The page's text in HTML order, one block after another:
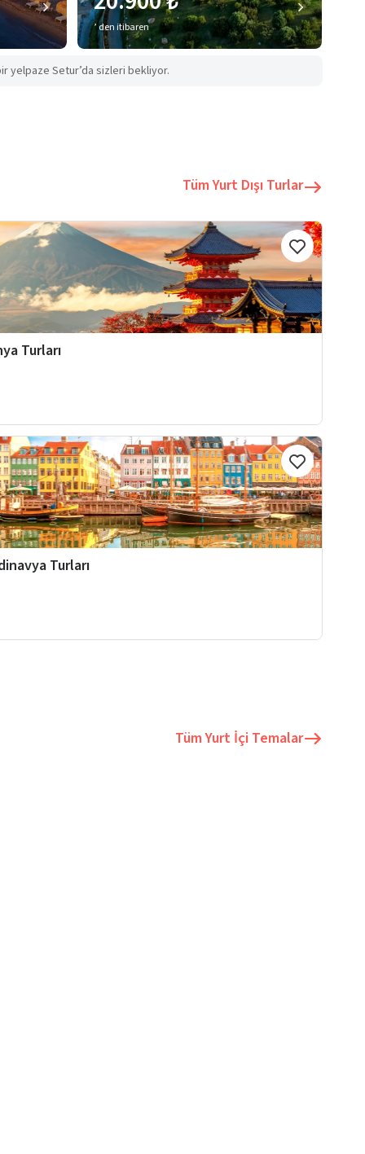
’ den itibaren
yelpaze Setur’da sizleri bekliyor.
Tüm Yurt Dışı Turlar
Turları
Turları
TümYurt İçi Temalar